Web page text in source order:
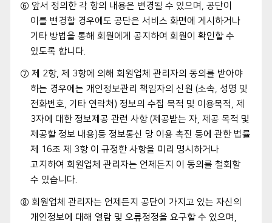
⑥ 앞서 정의한 각 항의 내용은 변경될 수 있으며, 공단이
이를 변경할 경우에도 공단은 서비스 화면에 게시하거나
기타 방법을 통해 회원에게 공지하여 회원이 확인할 수
있도록 합니다.
⑦ 제 2항, 제 3항에 의해 회원업체 관리자의 동의를 받아야
하는 경우에는 개인정보관리 책임자의 신원 (소속, 성명 및
전화번호, 기타 연락처) 정보의 수집 목적 및 이용목적, 제
3자에 대한 정보제공 관련 사항 (제공받는 자, 제공 목적 및
제공할 정보 내용)등 정보통신 망 이용 촉진 등에 관한 법률
제 16조 제 3항 이 규정한 사항을 미리 명시하거나
고지하여 회원업체 관리자는 언제든지 이 동의를 철회할
수 있습니다.
⑧ 회원업체 관리자는 언제든지 공단이 가지고 있는 자신의
개인정보에 대해 열람 및 오류정정을 요구할 수 있으며,